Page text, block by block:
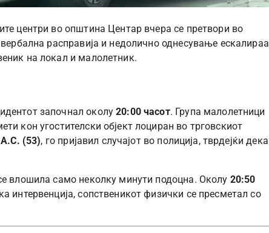
центри во општина Центар вчера се претвори во
расправија и недолично однесување ескалираа
на локал и малолетник.
започнал околу20:00 часот. Група малолетници
кон угостителски објект лоциран во трговскиот
А.С. (53), го пријавил случајот во полиција, тврдејќи дека
влошила само неколку минути подоцна. Околу 20:50
интервенција, сопственикот физички се пресметал со